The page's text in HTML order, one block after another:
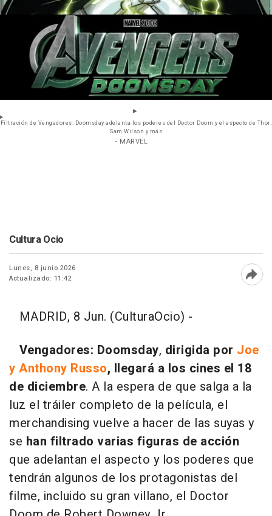
Filtración de Vengadores: Doomsday adelanta los poderes del Doctor Doom y el aspecto de Thor,
Sam Wilson y más
- MARVEL
Cultura Ocio
Lunes, 8 junio 2026
Actualizado: 11:42
MADRID, 8 Jun. (CulturaOcio) -
Vengadores: Doomsday, dirigida por Joe
y Anthony Russo, llegará a los cines el 18
de diciembre. A la espera de que salga a la
luz el tráiler completo de la película, el
merchandising vuelve a hacer de las suyas y
se han filtrado varias figuras de acción
que adelantan el aspecto y los poderes que
tendrán algunos de los protagonistas del
filme, incluido su gran villano, el Doctor